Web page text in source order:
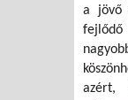
a jövő
azért,